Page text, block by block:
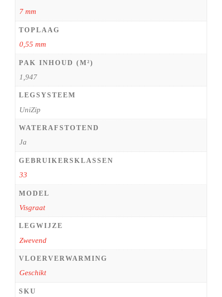
7 mm
TOPLAAG
0,55 mm
PAK INHOUD (M²)
1,947
LEGSYSTEEM
UniZip
WATERAFSTOTEND
Ja
GEBRUIKERSKLASSEN
33
MODEL
Visgraat
LEGWIJZE
Zwevend
VLOERVERWARMING
Geschikt
SKU